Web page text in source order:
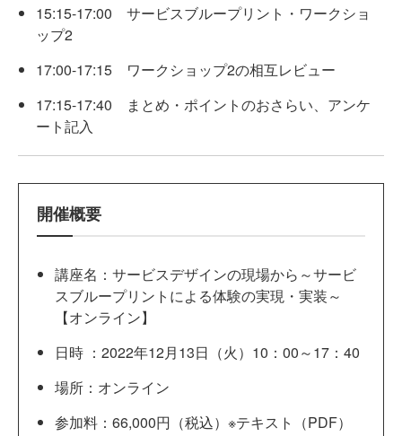
15:15-17:00 サービスブループリント・ワークショ
ップ2
17:00-17:15 ワークショップ2の相互レビュー
17:15-17:40 まとめ・ポイントのおさらい、アンケ
ート記入
開催概要
講座名：サービスデザインの現場から～サービ
スブループリントによる体験の実現・実装～
【オンライン】
日時 ：2022年12月13日（火）10：00～17：40
場所：オンライン
参加料：66,000円（税込）※テキスト（PDF）